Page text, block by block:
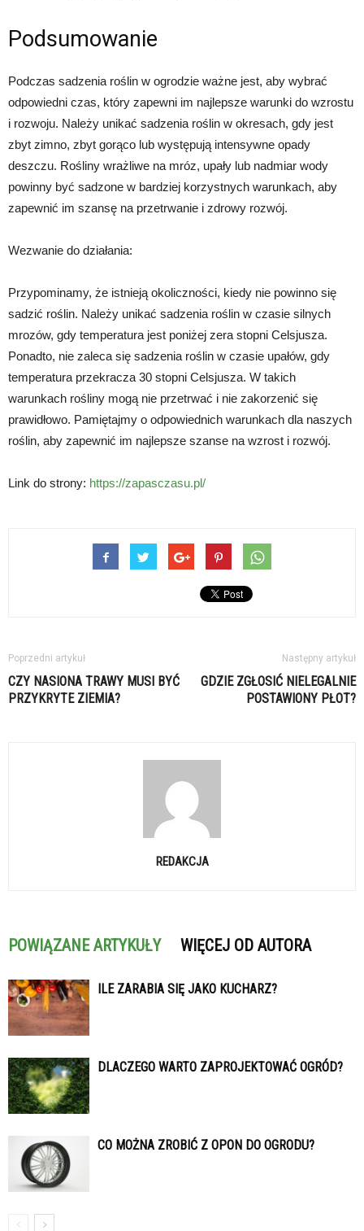
Podsumowanie
Podczas sadzenia roślin w ogrodzie ważne jest, aby wybrać
odpowiedni czas, który zapewni im najlepsze warunki do wzrostu
i rozwoju. Należy unikać sadzenia roślin w okresach, gdy jest
zbyt zimno, zbyt gorąco lub występują intensywne opady
deszczu. Rośliny wrażliwe na mróz, upały lub nadmiar wody
powinny być sadzone w bardziej korzystnych warunkach, aby
zapewnić im szansę na przetrwanie i zdrowy rozwój.
Wezwanie do działania:
Przypominamy, że istnieją okoliczności, kiedy nie powinno się
sadzić roślin. Należy unikać sadzenia roślin w czasie silnych
mrozów, gdy temperatura jest poniżej zera stopni Celsjusza.
Ponadto, nie zaleca się sadzenia roślin w czasie upałów, gdy
temperatura przekracza 30 stopni Celsjusza. W takich
warunkach rośliny mogą nie przetrwać i nie zakorzenić się
prawidłowo. Pamiętajmy o odpowiednich warunkach dla naszych
roślin, aby zapewnić im najlepsze szanse na wzrost i rozwój.
Link do strony: https://zapasczasu.pl/
Poprzedni artykuł
CZY NASIONA TRAWY MUSI BYĆ
PRZYKRYTE ZIEMIA?
Następny artykuł
GDZIE ZGŁOSIĆ NIELEGALNIE
POSTAWIONY PŁOT?
REDAKCJA
POWIĄZANE ARTYKUŁY WIĘCEJ OD AUTORA
ILE ZARABIA SIĘ JAKO KUCHARZ?
DLACZEGO WARTO ZAPROJEKTOWAĆ OGRÓD?
CO MOŻNA ZROBIĆ Z OPON DO OGRODU?